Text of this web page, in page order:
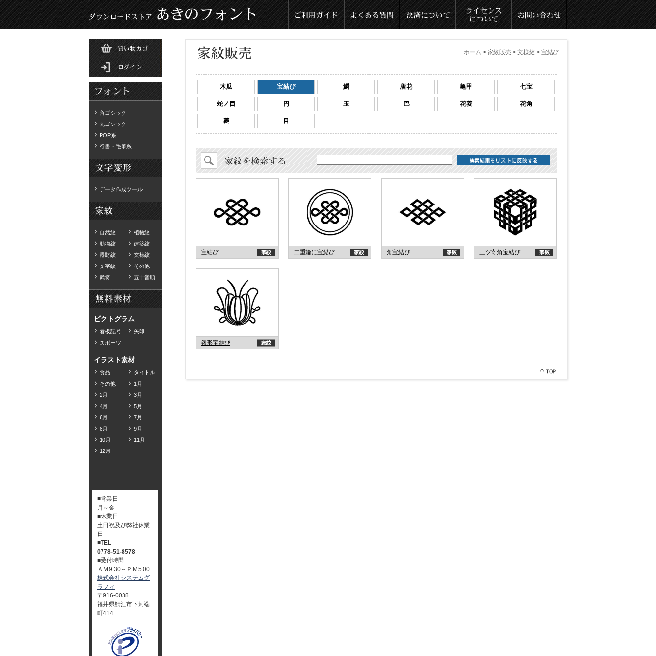
角ゴシック
丸ゴシック
POP系
行書・毛筆系
データ作成ツール
自然紋
植物紋
動物紋
建築紋
器財紋
文様紋
文字紋
その他
武将
五十音順
ピクトグラム
看板記号
矢印
スポーツ
イラスト素材
食品
タイトル
その他
1月
2月
3月
4月
5月
6月
7月
8月
9月
10月
11月
12月
■営業日
月～金
■休業日
土日祝及び弊社休業
日
■TEL
0778-51-8578
■受付時間
ＡＭ9:30～ＰＭ5:00
株式会社システムグ
ラフィ
〒916-0038
福井県鯖江市下河端
町414
ホーム > 家紋販売 > 文様紋 > 宝結び
木瓜 宝結び 鱗 唐花 亀甲 七宝
蛇ノ目 円 玉 巴 花菱 花角
菱 目
宝結び 二重輪に宝結び 角宝結び 三ツ寄角宝結び
鍬形宝結び